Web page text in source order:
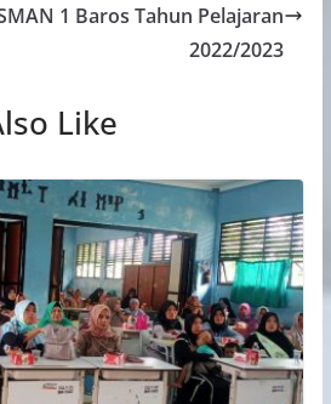
1 Baros Tahun Pelajaran
2022/2023
Like